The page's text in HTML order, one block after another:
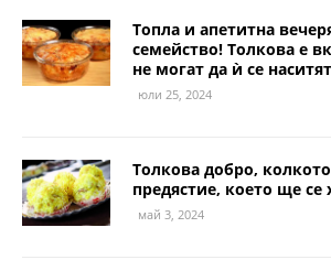
Топла и апетитна
семейство! Толкова е
не могат да ѝ се
юли 25, 2024
Толкова добро,
предястие, което ще се
май 3, 2024